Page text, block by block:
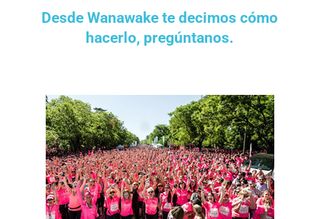
Desde Wanawake te decimos cómo
hacerlo, pregúntanos.